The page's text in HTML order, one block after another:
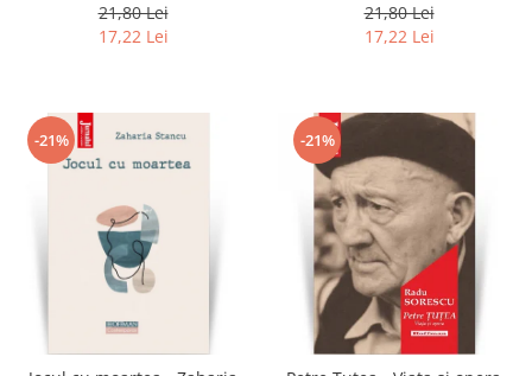
21,80 Lei
17,22 Lei
21,80 Lei
17,22 Lei
-21% -21%